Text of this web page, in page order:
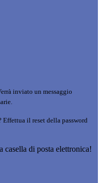
inviato un messaggio
Effettua il reset della password
casella di posta elettronica!